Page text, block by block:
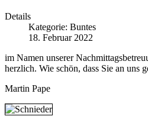
Details
Kategorie: Buntes
18. Februar 2022
im Namen unserer
herzlich. Wie schön, dass Sie an uns
Martin Pape